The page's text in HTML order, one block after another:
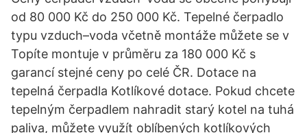
od 80 000 Kč do 250 000 Kč. Tepelné čerpadlo
typu vzduch–voda včetně montáže můžete se v
Topíte montuje v průměru za 180 000 Kč s
garancí stejné ceny po celé ČR. Dotace na
tepelná čerpadla Kotlíkové dotace. Pokud chcete
tepelným čerpadlem nahradit starý kotel na tuhá
paliva, můžete využít oblíbených kotlíkových